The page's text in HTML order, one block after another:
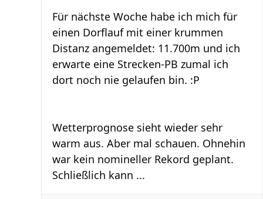
Für nächste Woche habe ich mich für
einen Dorflauf mit einer krummen
Distanz angemeldet: 11.700m und ich
erwarte eine Strecken-PB zumal ich
dort noch nie gelaufen bin. :P
Wetterprognose sieht wieder sehr
warm aus. Aber mal schauen. Ohnehin
war kein nomineller Rekord geplant.
Schließlich kann ...